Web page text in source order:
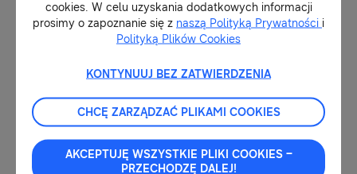
poziomom siły nacisku, S Pen w połączeniu z
wysokiej jakości ekranem Inifnity pozwolił
dopracować najdrobniejsze detale, wzory i
kształty zapięć, które następnie zostały
przeprojektowane na trójwymiarowe modele w
aplikacji OnShape (dostępna wyłącznie na
Androida) i wydrukowane na drukarce Ultimaker
cookies. W celu uzyskania dodatkowych informacji
prosimy o zapoznanie się z naszą Polityką Prywatności i
Polityką Plików Cookies
KONTYNUUJ BEZ ZATWIERDZENIA
CHCĘ ZARZĄDZAĆ PLIKAMI COOKIES
AKCEPTUJĘ WSZYSTKIE PLIKI COOKIES –
PRZECHODZĘ DALEJ!